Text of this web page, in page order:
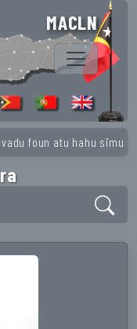
MACLN
foun atu hahu simu